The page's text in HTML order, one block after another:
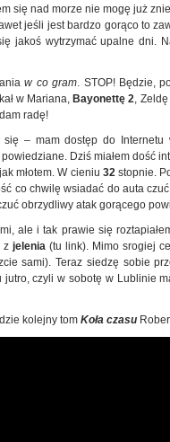
się nad morze nie mogę już
jeśli jest bardzo gorąco to
jakoś wytrzymać upalne dni.
w co gram. STOP! Będzie,
w Mariana, Bayonettę 2,
radę!
się – mam dostęp do
Dziś miałem dość
młotem. W cieniu 32stopnie.
co chwilę wsiadać do auta
obrzydliwy atak gorącego
ale i tak prawie się
z jelenia (tu link). Mimo srogiej
sami). Teraz siedzę sobie
czyli w sobotę w Lublinie
kolejny tom Koła czasu